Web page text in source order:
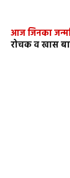
आज जिनका
रोचक व खास